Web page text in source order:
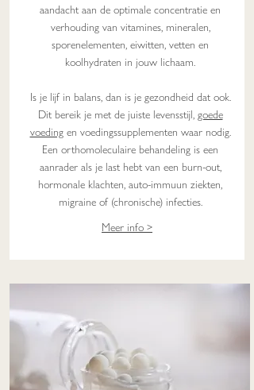
aandacht aan de optimale concentratie en
verhouding van vitamines, mineralen,
sporenelementen, eiwitten, vetten en
koolhydraten in jouw lichaam.
Is je lijf in balans, dan is je gezondheid dat ook.
Dit bereik je met de juiste levensstijl, goede
voedingen voedingssupplementen waar nodig.
Een orthomoleculaire behandeling is een
aanrader als je last hebt van een burn-out,
hormonale klachten, auto-immuun ziekten,
migraine of (chronische) infecties.
Meer info >